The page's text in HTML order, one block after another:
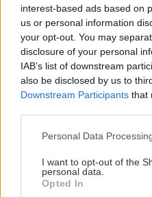
interest-based ads based on
us or personal information
your opt-out. You may
disclosure of your personal
IAB’s list of downstream
also be disclosed by us to
Downstream Participants that
Please note that this
not limited to your visit or
grant or deny consent to
use your data for below
Personal Data
I want to opt-out of the
personal data.
Opted In
Γεννήθηκε τον Νοέμβριο
(μαζί με την έμπνευση) στα